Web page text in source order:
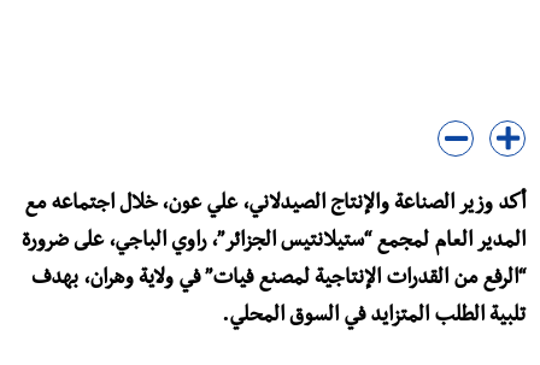
أكد وزير الصناعة والإنتاج الصيدلاني، علي عون، خلال اجتماعه مع
المدير العام لمجمع “ستيلانتيس الجزائر”، راوي الباجي، على ضرورة
“الرفع من القدرات الإنتاجية لمصنع فيات” في ولاية وهران، بهدف
تلبية الطلب المتزايد في السوق المحلي.